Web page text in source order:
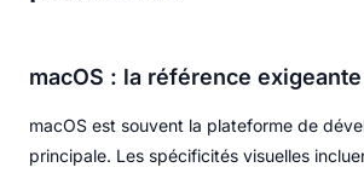
macOS : la référence exigeante
macOS est souvent la plateforme de
principale. Les spécificités visuelles